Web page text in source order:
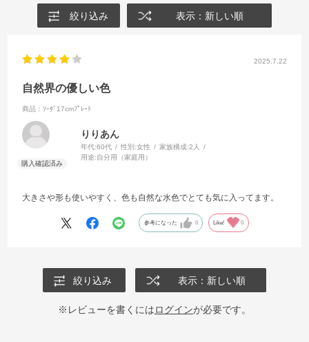
絞り込み 表示：新しい順
2025.7.22
自然界の優しい色
商品：ｿｰﾀﾞ17cmﾌﾟﾚｰﾄ
りりあん
年代:60代 性別:女性 家族構成:2人
用途:自分用（家庭用）
大きさや形も使いやすく、色も自然な水色でとても気に入ってます。
参考になった 0 Like! 0
絞り込み 表示：新しい順
※レビューを書くにはログインが必要です。